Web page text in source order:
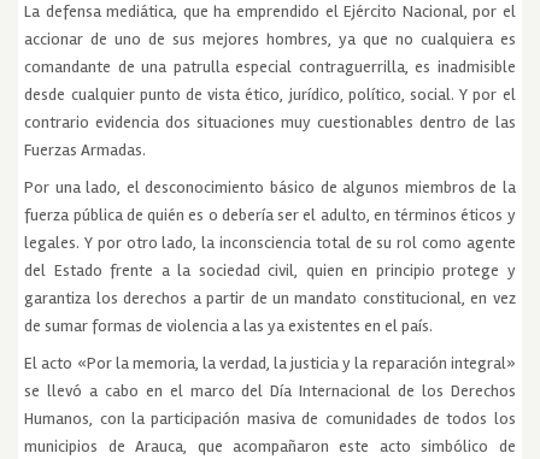
La defensa mediática, que ha emprendido el Ejército Nacional, por el
accionar de uno de sus mejores hombres, ya que no cualquiera es
comandante de una patrulla especial contraguerrilla, es inadmisible
desde cualquier punto de vista ético, jurídico, político, social. Y por el
contrario evidencia dos situaciones muy cuestionables dentro de las
Fuerzas Armadas.
Por una lado, el desconocimiento básico de algunos miembros de la
fuerza pública de quién es o debería ser el adulto, en términos éticos y
legales. Y por otro lado, la inconsciencia total de su rol como agente
del Estado frente a la sociedad civil, quien en principio protege y
garantiza los derechos a partir de un mandato constitucional, en vez
de sumar formas de violencia a las ya existentes en el país.
El acto «Por la memoria, la verdad, la justicia y la reparación integral»
se llevó a cabo en el marco del Día Internacional de los Derechos
Humanos, con la participación masiva de comunidades de todos los
municipios de Arauca, que acompañaron este acto simbólico de